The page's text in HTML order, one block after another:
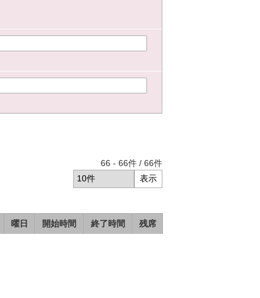
66 - 66件 / 66件
曜日 開始時間 終了時間 残席